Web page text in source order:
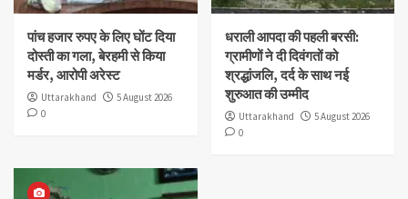
पांच हजार रुपए के लिए घोंट दिया
दोस्ती का गला, बेरहमी से किया
मर्डर, आरोपी अरेस्ट
Uttarakhand
5 August 2026
0
धराली आपदा की पहली बरसी:
ग्रामीणों ने दी दिवंगतों को
श्रद्धांजलि, दर्द के साथ नई
शुरुआत की उम्मीद
Uttarakhand
5 August 2026
0